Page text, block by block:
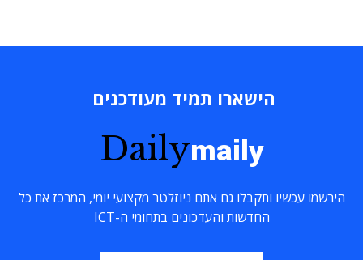
הישארו תמיד מעודכנים
Dailymaily
הירשמו עכשיו ותקבלו גם אתם ניוזלטר מקצועי יומי, המרכז את כל
החדשות והעדכונים בתחומי ה-ICT